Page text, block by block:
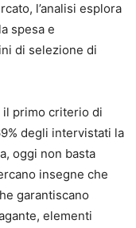
l’analisi esplora
spesa e
di selezione di
il primo criterio di
degli intervistati la
oggi non basta
insegne che
garantiscano
elementi